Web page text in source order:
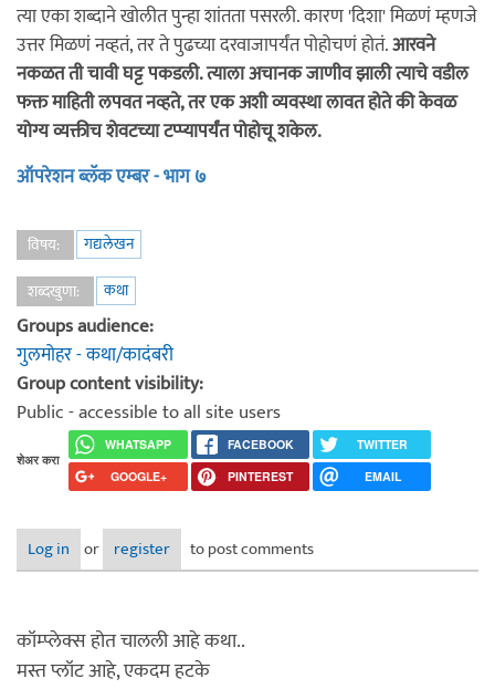
त्या एका शब्दाने खोलीत पुन्हा शांतता पसरली. कारण 'दिशा' मिळणं म्हणजे
उत्तर मिळणं नव्हतं, तर ते पुढच्या दरवाजापर्यंत पोहोचणं होतं.आरवने
नकळत ती चावी घट्ट पकडली. त्याला अचानक जाणीव झाली त्याचे वडील
फक्त माहिती लपवत नव्हते, तर एक अशी व्यवस्था लावत होते की केवळ
योग्य व्यक्तीच शेवटच्या टप्प्यापर्यंत पोहोचू शकेल.
ऑपरेशन ब्लॅक एम्बर - भाग ७
विषय:
गद्यलेखन
शब्दखुणा:
कथा
Groups audience:
गुलमोहर - कथा/कादंबरी
Group content visibility:
Public - accessible to all site users
शेअर करा
WHATSAPP FACEBOOK
TWITTER
GOOGLE+
PINTEREST EMAIL
Log in or register to post comments
कॉम्प्लेक्स होत चालली आहे कथा..
मस्त प्लॉट आहे, एकदम हटके